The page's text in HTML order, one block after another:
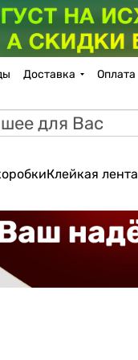
Доставка Оплата
Клейкая лента